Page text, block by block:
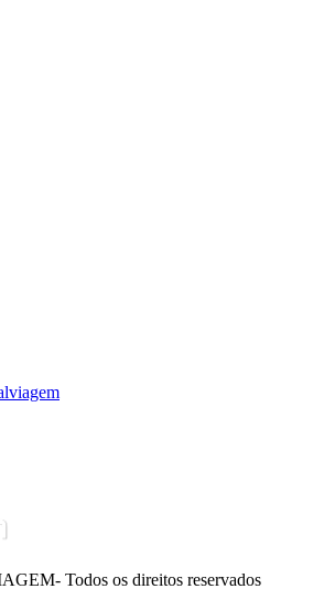
Todos os direitos reservados